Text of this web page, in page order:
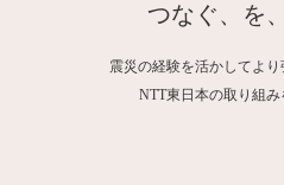
つなぐ、を
震災の経験を活かしてより
NTT東日本の取り組み